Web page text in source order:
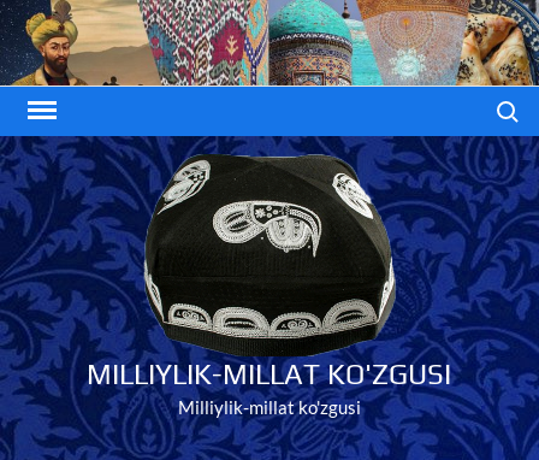
Skip
to
content
MILLIYLIK-MILLAT KO'ZGUSI
Milliylik-millat ko'zgusi